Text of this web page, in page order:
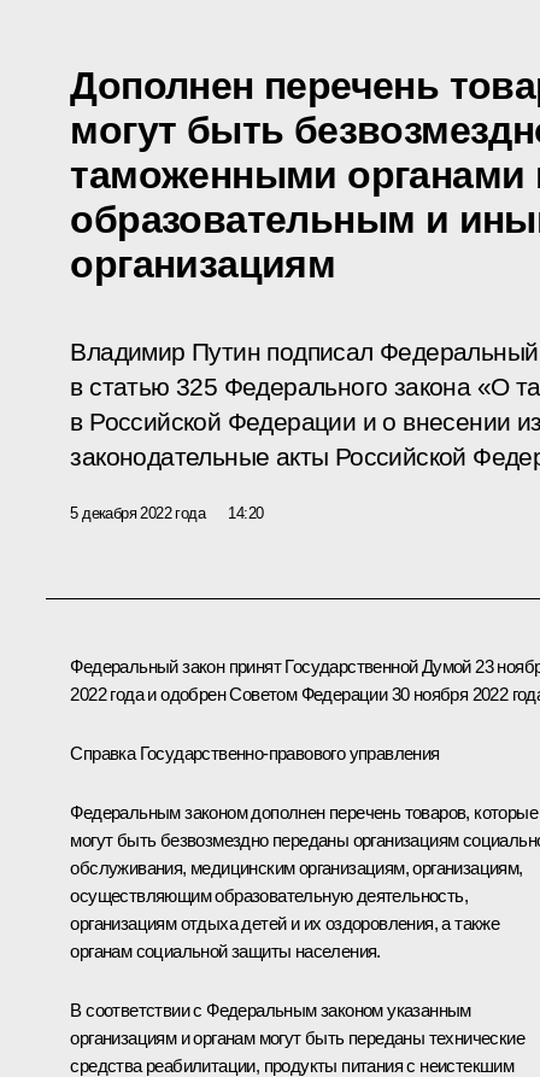
Дополнен перечень
могут быть
таможенными органами
образовательным и
организациям
Владимир Путин подписал
в статью 325 Федерального закона «О
в Российской Федерации и о внесении
законодательные акты Российской
5 декабря 2022 года 14:20
Федеральный закон принят Государственной Думой 23
2022 года и одобрен Советом Федерации 30 ноября 2022
Справка Государственно-правового управления
Федеральным законом дополнен перечень товаров, которые
могут быть безвозмездно переданы организациям
обслуживания, медицинским организациям, организациям,
осуществляющим образовательную деятельность,
организациям отдыха детей и их оздоровления, а также
органам социальной защиты населения.
В соответствии с Федеральным законом указанным
организациям и органам могут быть переданы технические
средства реабилитации, продукты питания с неистекшим